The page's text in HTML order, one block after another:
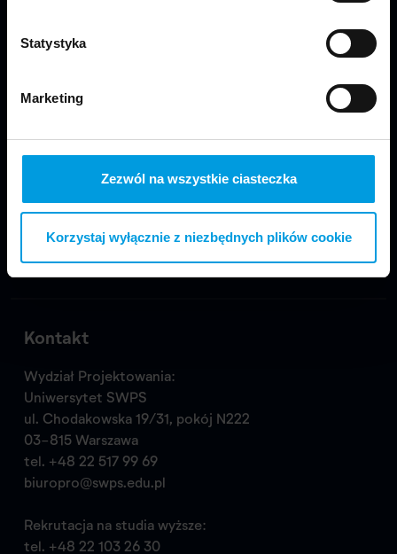
Statystyka
Marketing
Zezwól na wszystkie ciasteczka
Korzystaj wyłącznie z niezbędnych plików cookie
Odwiedź nas
Copyright © 2024 School of Form
Kontakt
Wydział Projektowania:
Uniwersytet SWPS
ul. Chodakowska 19/31, pokój N222
03-815 Warszawa
tel. +48 22 517 99 69
biuropro@swps.edu.pl
Rekrutacja na studia wyższe:
tel. +48 22 103 26 30